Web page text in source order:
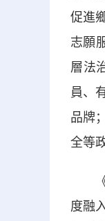
促進
志願
層法
員、
品牌
全等
《
度融